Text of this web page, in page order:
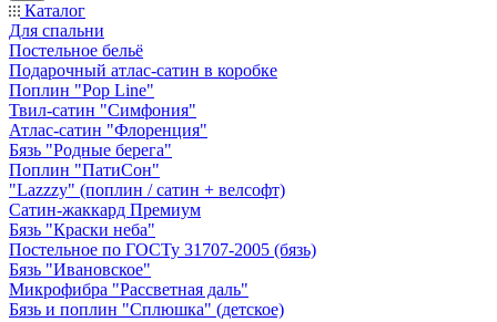
Каталог
Для спальни
Постельное бельё
Подарочный атлас-сатин в коробке
Поплин "Pop Line"
Твил-сатин "Симфония"
Атлас-сатин "Флоренция"
Бязь "Родные берега"
Поплин "ПатиСон"
"Lazzzy" (поплин / сатин + велсофт)
Сатин-жаккард Премиум
Бязь "Краски неба"
Постельное по ГОСТу 31707-2005 (бязь)
Бязь "Ивановское"
Микрофибра "Рассветная даль"
Бязь и поплин "Сплюшка" (детское)